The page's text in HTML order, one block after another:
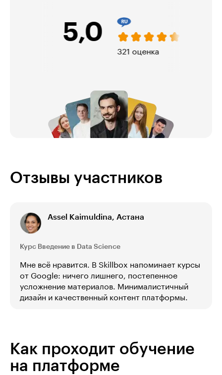
5,0
321 оценка
Отзывы участников
Assel Kaimuldina, Астана
Курс Введение в Data Science
Мне всё нравится. В Skillbox напоминает курсы
от Google: ничего лишнего, постепенное
усложнение материалов. Минималистичный
дизайн и качественный контент платформы.
Как проходит обучение
на платформе